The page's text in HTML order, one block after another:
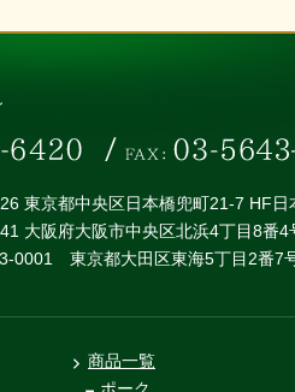
東京都中央区日本橋兜町21-7 HF日
大阪府大阪市中央区北浜4丁目8番
0001 東京都大田区東海5丁目2番
商品一覧